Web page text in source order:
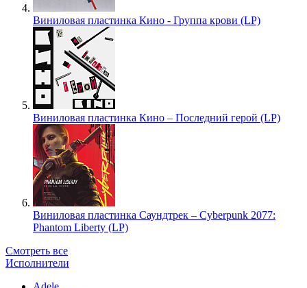
Виниловая пластинка Кино - Группа крови (LP)
Виниловая пластинка Кино – Последний герой (LP)
Виниловая пластинка Саундтрек – Cyberpunk 2077:
Phantom Liberty (LP)
Смотреть все
Исполнители